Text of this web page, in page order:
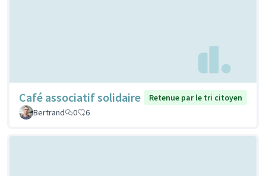
Café associatif solidaire
Retenue par le tri citoyen
Bertrand
0 6